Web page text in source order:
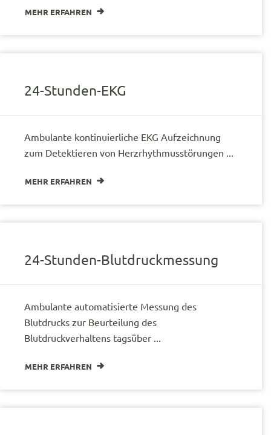
MEHR ERFAHREN
24-Stunden-EKG
Ambulante kontinuierliche EKG Aufzeichnung
zum Detektieren von Herzrhythmusstörungen ...
MEHR ERFAHREN
24-Stunden-Blutdruckmessung
Ambulante automatisierte Messung des
Blutdrucks zur Beurteilung des
Blutdruckverhaltens tagsüber ...
MEHR ERFAHREN